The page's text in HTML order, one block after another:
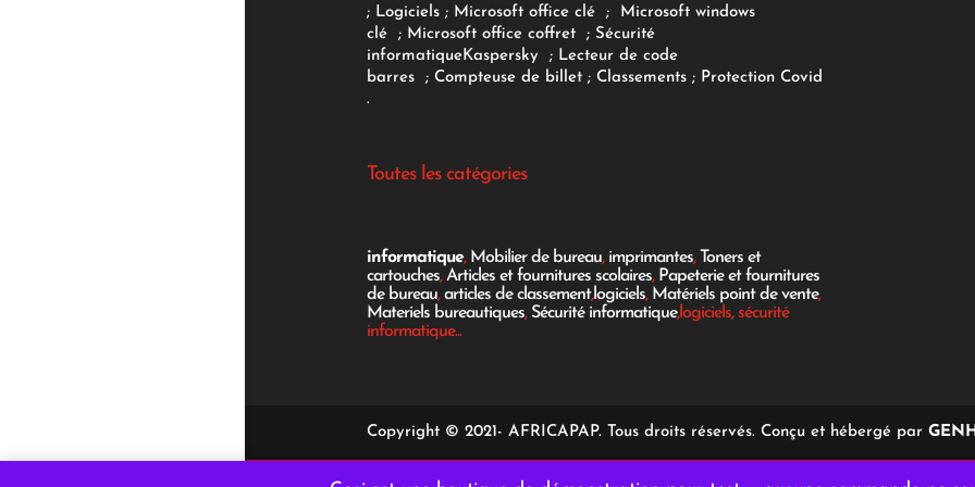
; Logiciels ; Microsoft office clé ;
Microsoft windows
clé; Microsoft office coffret ; Sécurité
informatiqueKaspersky ; Lecteur de code
barres
; Compteuse de billet; Classements ; Protection Covid
.
Toutes les catégories
informatique, Mobilier de bureau, imprimantes, Toners et
cartouches,Articles et fournitures scolaires, Papeterie et fournitures
de bureau,articles de classement,logiciels, Matériels point de vente,
Materiels bureautiques, Sécurité informatique,logiciels, sécurité
informatique...
Copyright © 2021- AFRICAPAP. Tous droits réservés. Conçu et hébergé par